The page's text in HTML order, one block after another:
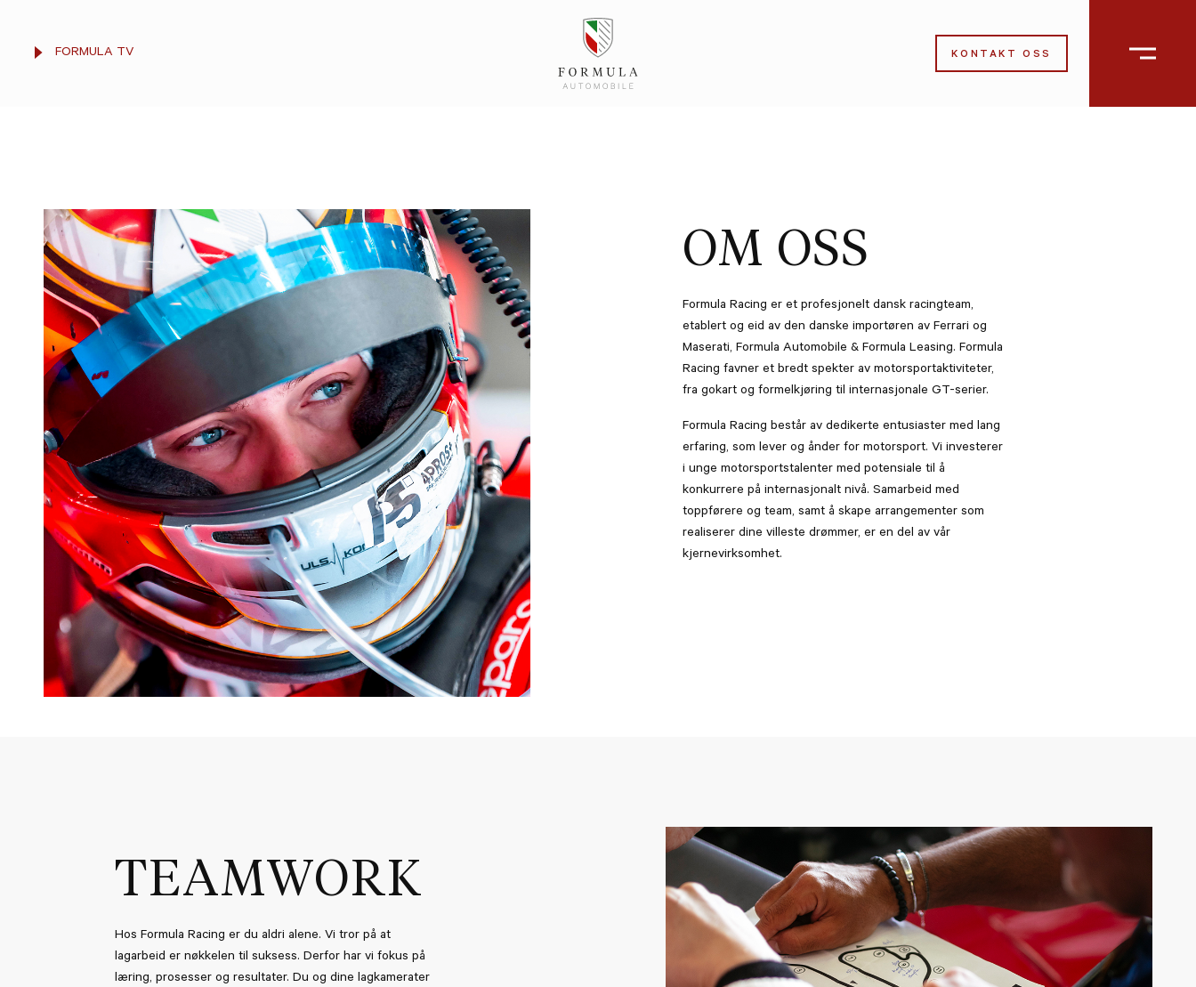
FORMULA TV KONTAKT OSS
OM OSS
Formula Racing er et profesjonelt dansk racingteam,
etablert og eid av den danske importøren av Ferrari og
Maserati, Formula Automobile & Formula Leasing. Formula
Racing favner et bredt spekter av motorsportaktiviteter,
fra gokart og formelkjøring til internasjonale GT-serier.
Formula Racing består av dedikerte entusiaster med lang
erfaring, som lever og ånder for motorsport. Vi investerer
i unge motorsportstalenter med potensiale til å
konkurrere på internasjonalt nivå. Samarbeid med
toppførere og team, samt å skape arrangementer som
realiserer dine villeste drømmer, er en del av vår
kjernevirksomhet.
TEAMWORK
Hos Formula Racing er du aldri alene. Vi tror på at
lagarbeid er nøkkelen til suksess. Derfor har vi fokus på
læring, prosesser og resultater. Du og dine lagkamerater